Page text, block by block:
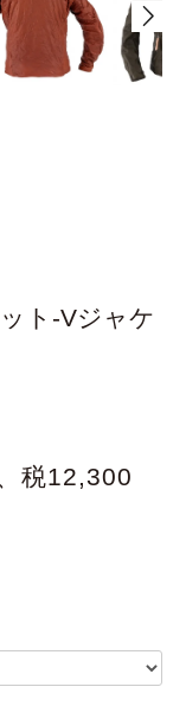
ト-Vジャケ
税12,300